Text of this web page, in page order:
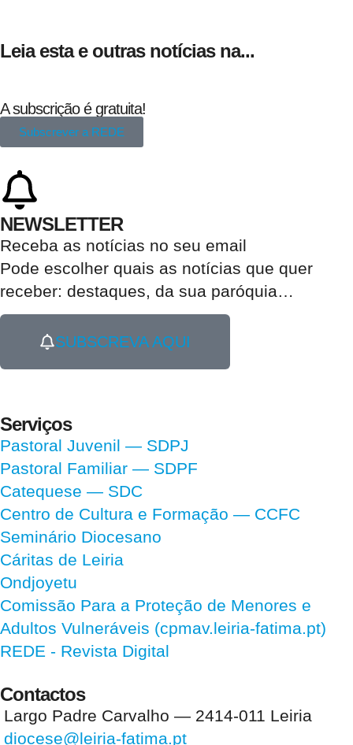
Leia esta e outras notícias na...
A subscrição é gratuita!
Subscrever a REDE
NEWSLETTER
Receba as notícias no seu email​
Pode escolher quais as notícias que quer
receber: destaques, da sua paróquia…
SUBSCREVA AQUI
Serviços
Pastoral Juvenil — SDPJ
Pastoral Familiar — SDPF
Catequese — SDC
Centro de Cultura e Formação — CCFC
Seminário Diocesano
Cáritas de Leiria
Ondjoyetu
Comissão Para a Proteção de Menores e
Adultos Vulneráveis (cpmav.leiria-fatima.pt)
REDE - Revista Digital
Contactos
Largo Padre Carvalho — 2414-011 Leiria
diocese@leiria-fatima.pt